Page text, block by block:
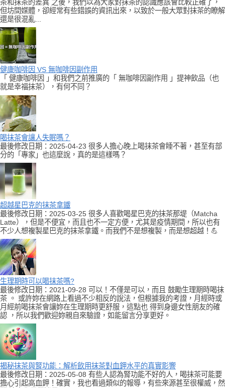
茶和抹茶的差異 之後，我們以為大家對抹茶的認識應該會比較正確了，
但坊間媒體，卻經常有些錯誤的資訊出來，以致於一般大眾對抹茶的瞭解
還是很混亂...
健康咖啡因 VS 無咖啡因副作用
「 健康咖啡因 」和我們之前推廣的「 無咖啡因副作用 」提神飲品（也
就是幸福抹茶），有何不同？
喝抹茶會讓人失眠嗎？
最後修改日期：2025-04-23 很多人擔心晚上喝抹茶會睡不著，甚至有部
分的「專家」也這麼說，真的是這樣嗎？
超越星巴克的抹茶拿鐵
最後修改日期：2025-03-25 很多人喜歡喝星巴克的抹茶那堤（Matcha
Latte），但是不便宜，而且也不一定方便，尤其是疫情期間，所以也有
不少人想複製星巴克的抹茶拿鐵。而我們不是想複製，而是想超越！💪
生理期時可以喝抹茶嗎?
最後修改日期：2021-09-28 可以！不僅是可以，而且 鼓勵生理期時喝抹
茶 。 或許妳在網路上看過不少相反的說法，但根據我的考證，月經時或
月經前喝抹茶會讓妳在生理期時更舒服，這點也 得到身邊女性朋友的確
認 ，所以我們歡迎妳親自來驗證，如能留言分享更好。
揭秘抹茶與腎功能：解析飲用抹茶對血鉀水平的真實影響
最後修改日期：2025-05-08 有些人認為腎功能不好的人，喝抹茶可能要
擔心引起高血鉀！確實，我也看過類似的報導，有些來源甚至很權威，然